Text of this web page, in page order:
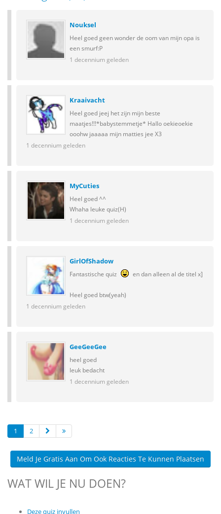
Nouksel
Heel goed geen wonder de oom van mijn opa is
een smurf:P
1 decennium geleden
Kraaivacht
Heel goed jeej het zijn mijn beste
maatjes!!!*babystemmetje* Hallo oekieoekie
ooohw jaaaaa mijn matties jee X3
1 decennium geleden
MyCuties
Heel goed ^^
Whaha leuke quiz(H)
1 decennium geleden
GirlOfShadow
Fantastische quiz en dan alleen al de titel x]
Heel goed btw(yeah)
1 decennium geleden
GeeGeeGee
heel goed
leuk bedacht
1 decennium geleden
1 2
Meld Je Gratis Aan Om Ook Reacties Te Kunnen Plaatsen
WAT WIL JE NU DOEN?
Deze quiz invullen